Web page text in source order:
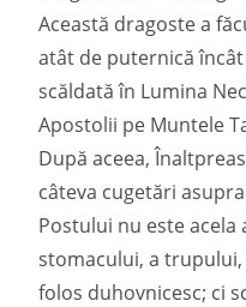
Această dragoste a
atât de puternică
scăldată în Lumina
Apostolii pe Muntele
După aceea,
câteva cugetări
Postului nu este acela
stomacului, a
folos duhovnicesc; ci